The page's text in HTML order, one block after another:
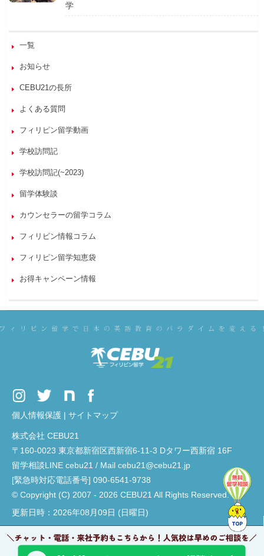
学
一覧
お知らせ
CEBU21の長所
よくある質問
フィリピン留学動画
学校訪問記
学校訪問記(~2023)
留学体験談
カウンセラーの留学コラム
フィリピン情報コラム
フィリピン留学知恵袋
お得キャンペーン情報
個人情報保護 | サイトマップ
株式会社 CEBU21
〒160-0023 東京都新宿区西新宿6-11-3 Dタワー西新宿 16F
留学相談LINE cebu21 / Mail cebu21@cebu21.jp
[緊急時対応電話番号] 090-6541-9738
© Copyright (C) 2007 - 2026 CEBU21 All Rights Reserved.
更新日時：2026年08月09日 (日曜日)